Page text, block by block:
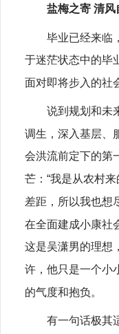
盐梅之寄 清风
毕业已经来临
于迷茫状态中的毕
面对即将步入的社
说到规划和未
调生，深入基层、
会洪流前定下的第
芒：“我是从农村
差距，所以我也想
在全面建成小康社
这是吴潇男的理想
许，他只是一个小
的气度和抱负。
有一句话极其